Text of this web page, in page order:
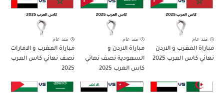
مباراة سيلتيك و ميلان مباراة ودية 2026
مباراة انجلترا و فرنسا المركز الثالث كاس العالم 2026
منذ عام
مباراة المغرب و الاردن
نهائي كاس العرب 2025
منذ عام
مباراة الاردن و
السعودية نصف نهائي
كاس العرب 2025
منذ عام
مباراة المغرب و الامارات
نصف نهائي كاس العرب
2025